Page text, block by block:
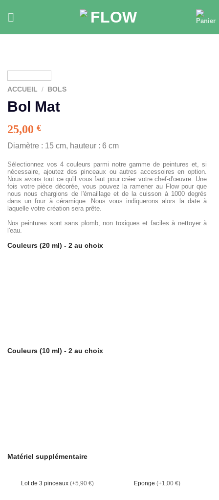
content
ACCUEIL / BOLS
Bol Mat
25,00 €
Diamètre : 15 cm, hauteur : 6 cm
Sélectionnez vos 4 couleurs parmi notre gamme de peintures et, si
nécessaire, ajoutez des pinceaux ou autres accessoires en option.
Nous avons tout ce qu'il vous faut pour créer votre chef-d'œuvre. Une
fois votre pièce décorée, vous pouvez la ramener au Flow pour que
nous nous chargions de l'émaillage et de la cuisson à 1000 degrés
dans un four à céramique. Nous vous indiquerons alors la date à
laquelle votre création sera prête.
Nos peintures sont sans plomb, non toxiques et faciles à nettoyer à
l'eau.
Couleurs (20 ml) - 2 au choix
Couleurs (10 ml) - 2 au choix
Matériel supplémentaire
Lot de 3 pinceaux (+5,90 €) Eponge (+1,00 €)